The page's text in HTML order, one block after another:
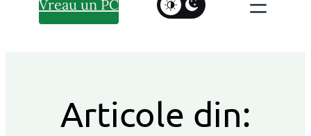
Vreau un PC
Articole din: